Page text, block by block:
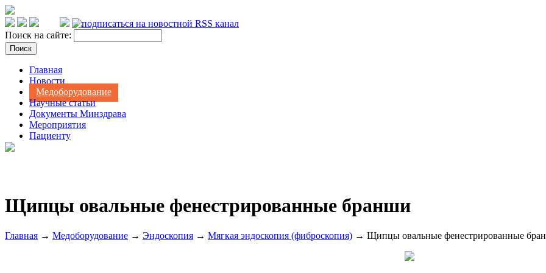
Поиск на сайте:
Главная
Новости
Медоборудование
Научные статьи
Документы Минздрава
Мероприятия
Пациенту
Щипцы овальные фенестрированные бранши
Главная → Медоборудование → Эндоскопия → Мягкая эндоскопия (фиброскопия) → Щипцы овальные фенестрированные